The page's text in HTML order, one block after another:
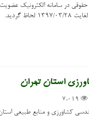
در سامانه الکترونیک
استان تهران
7,019
کشاورزی و منابع طبیعی